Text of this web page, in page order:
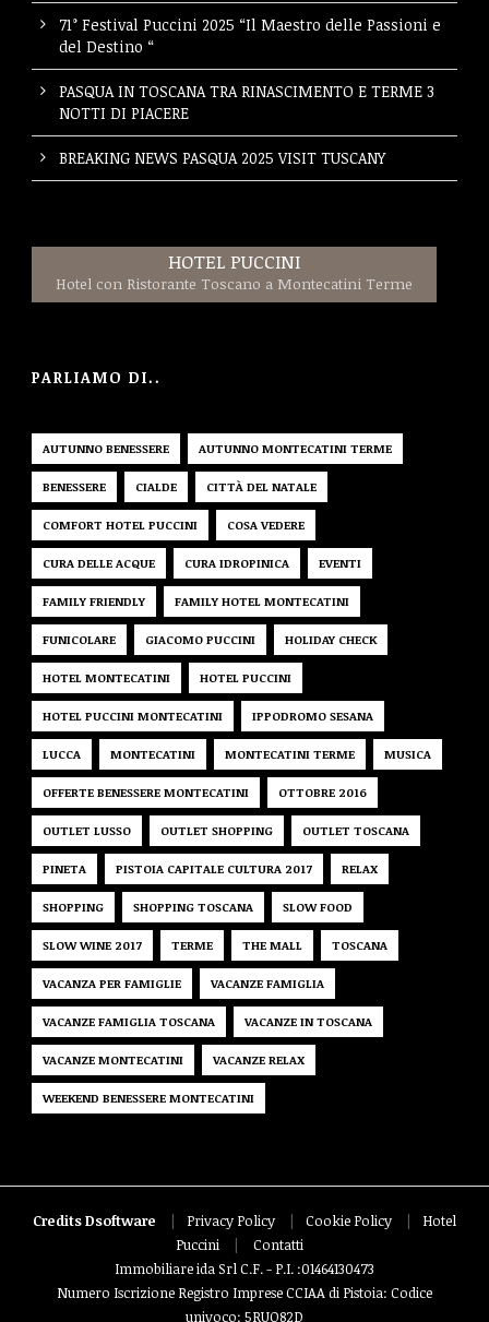
71° Festival Puccini 2025 “Il Maestro delle Passioni e
del Destino “
PASQUA IN TOSCANA TRA RINASCIMENTO E TERME 3
NOTTI DI PIACERE
BREAKING NEWS PASQUA 2025 VISIT TUSCANY
HOTEL PUCCINI
Hotel con Ristorante Toscano a Montecatini Terme
PARLIAMO DI..
AUTUNNO BENESSERE AUTUNNO MONTECATINI TERME
BENESSERE CIALDE CITTÀ DEL NATALE
COMFORT HOTEL PUCCINI COSA VEDERE
CURA DELLE ACQUE CURA IDROPINICA EVENTI
FAMILY FRIENDLY FAMILY HOTEL MONTECATINI
FUNICOLARE GIACOMO PUCCINI HOLIDAY CHECK
HOTEL MONTECATINI HOTEL PUCCINI
HOTEL PUCCINI MONTECATINI IPPODROMO SESANA
LUCCA MONTECATINI MONTECATINI TERME MUSICA
OFFERTE BENESSERE MONTECATINI OTTOBRE 2016
OUTLET LUSSO OUTLET SHOPPING OUTLET TOSCANA
PINETA PISTOIA CAPITALE CULTURA 2017 RELAX
SHOPPING SHOPPING TOSCANA SLOW FOOD
SLOW WINE 2017 TERME THE MALL TOSCANA
VACANZA PER FAMIGLIE VACANZE FAMIGLIA
VACANZE FAMIGLIA TOSCANA VACANZE IN TOSCANA
VACANZE MONTECATINI VACANZE RELAX
WEEKEND BENESSERE MONTECATINI
Credits Dsoftware | Privacy Policy | Cookie Policy |
Hotel
Puccini
|
Contatti
Immobiliare ida Srl C.F. - P.I. :01464130473
Numero Iscrizione Registro Imprese CCIAA di Pistoia: Codice
univoco: 5RUO82D